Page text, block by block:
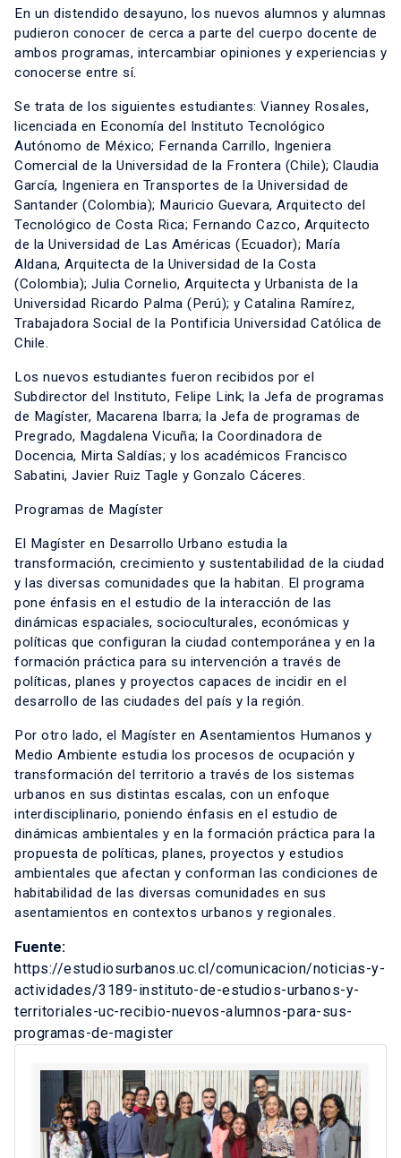
En un distendido desayuno, los nuevos alumnos y alumnas
pudieron conocer de cerca a parte del cuerpo docente de
ambos programas, intercambiar opiniones y experiencias y
conocerse entre sí.
Se trata de los siguientes estudiantes: Vianney Rosales,
licenciada en Economía del Instituto Tecnológico
Autónomo de México; Fernanda Carrillo, Ingeniera
Comercial de la Universidad de la Frontera (Chile); Claudia
García, Ingeniera en Transportes de la Universidad de
Santander (Colombia); Mauricio Guevara, Arquitecto del
Tecnológico de Costa Rica; Fernando Cazco, Arquitecto
de la Universidad de Las Américas (Ecuador); María
Aldana, Arquitecta de la Universidad de la Costa
(Colombia); Julia Cornelio, Arquitecta y Urbanista de la
Universidad Ricardo Palma (Perú); y Catalina Ramírez,
Trabajadora Social de la Pontificia Universidad Católica de
Chile.
Los nuevos estudiantes fueron recibidos por el
Subdirector del Instituto, Felipe Link; la Jefa de programas
de Magíster, Macarena Ibarra; la Jefa de programas de
Pregrado, Magdalena Vicuña; la Coordinadora de
Docencia, Mirta Saldías; y los académicos Francisco
Sabatini, Javier Ruiz Tagle y Gonzalo Cáceres.
Programas de Magíster
El Magíster en Desarrollo Urbano estudia la
transformación, crecimiento y sustentabilidad de la ciudad
y las diversas comunidades que la habitan. El programa
pone énfasis en el estudio de la interacción de las
dinámicas espaciales, socioculturales, económicas y
políticas que configuran la ciudad contemporánea y en la
formación práctica para su intervención a través de
políticas, planes y proyectos capaces de incidir en el
desarrollo de las ciudades del país y la región.
Por otro lado, el Magíster en Asentamientos Humanos y
Medio Ambiente estudia los procesos de ocupación y
transformación del territorio a través de los sistemas
urbanos en sus distintas escalas, con un enfoque
interdisciplinario, poniendo énfasis en el estudio de
dinámicas ambientales y en la formación práctica para la
propuesta de políticas, planes, proyectos y estudios
ambientales que afectan y conforman las condiciones de
habitabilidad de las diversas comunidades en sus
asentamientos en contextos urbanos y regionales.
Fuente:
https://estudiosurbanos.uc.cl/comunicacion/noticias-y-
actividades/3189-instituto-de-estudios-urbanos-y-
territoriales-uc-recibio-nuevos-alumnos-para-sus-
programas-de-magister